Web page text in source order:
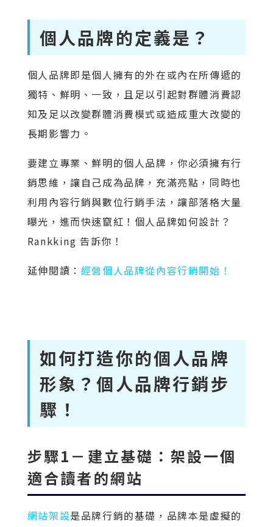
個人品牌的定義是？
個人品牌即是個人擁有的外在或內在所傳遞的
獨特、鮮明、一致，且足以引起對群體消費認
知及足以改變群體消費模式或造成重大改變的
長期影響力。
要建立專業、鮮明的個人品牌，你必須擁有行
銷思維，讓自己成為品牌，充滿亮點，同時也
利用內容行銷與數位行銷手法，讓部落格大量
曝光，進而快速竄紅！個人品牌如何設計？
Rankking 告訴你！
延伸閱讀： 經營個人品牌從內容行銷開始！
如何打造你的個人品牌
形象？個人品牌行銷步
驟！
步驟1－建立基礎：架設一個
適合讀者的網站
網站架設是品牌行銷的基礎，品牌本是虛擬的